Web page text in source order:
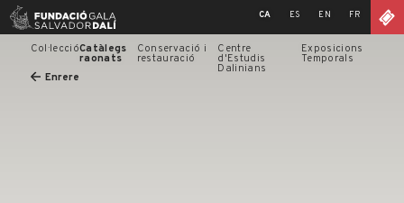
Skip
CA ES EN FR
Col·leccióCatàlegs
raonats
Conservació i
restauració
Centre
d'Estudis
Dalinians
Exposicions
Temporals
Enrere